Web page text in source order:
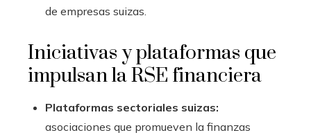
de empresas suizas.
Iniciativas y plataformas que
impulsan la RSE financiera
Plataformas sectoriales suizas:
asociaciones que promueven la finanzas